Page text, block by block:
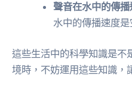
聲音在水中的傳播
水中的傳播速度
這些生活中的科學知識是不
境時，不妨運用這些知識，